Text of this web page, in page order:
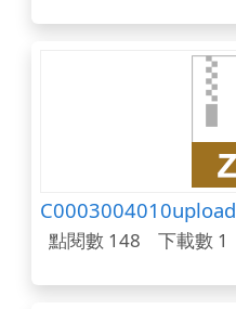
C0003004010upload
點閱數 148 下載數 1